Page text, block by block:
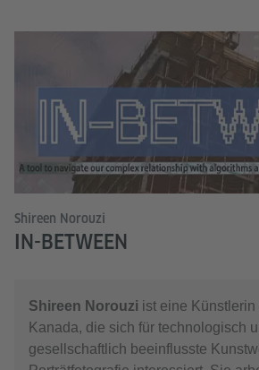
Shireen Norouzi
IN-BETWEEN
Shireen Norouzi ist eine Künstlerin
Kanada, die sich für technologisch
gesellschaftlich beeinflusste